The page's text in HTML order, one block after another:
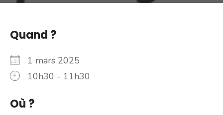
Quand ?
1 mars 2025
10h30 - 11h30
Où ?